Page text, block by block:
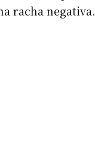
racha negativa.